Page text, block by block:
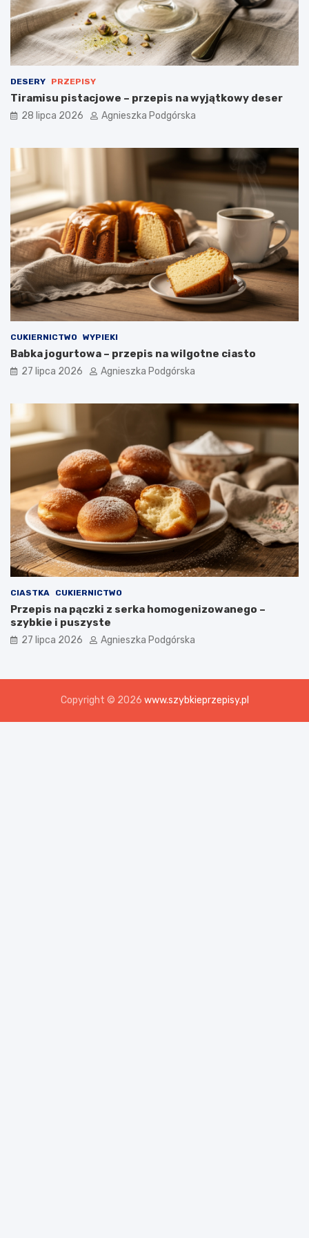
a
d
a
n
i
DESERY PRZEPISY
Tiramisu pistacjowe – przepis na wyjątkowy deser
28 lipca 2026 Agnieszka Podgórska
CUKIERNICTWO WYPIEKI
Babka jogurtowa – przepis na wilgotne ciasto
27 lipca 2026 Agnieszka Podgórska
CIASTKA CUKIERNICTWO
Przepis na pączki z serka homogenizowanego –
szybkie i puszyste
27 lipca 2026 Agnieszka Podgórska
Copyright © 2026 www.szybkieprzepisy.pl